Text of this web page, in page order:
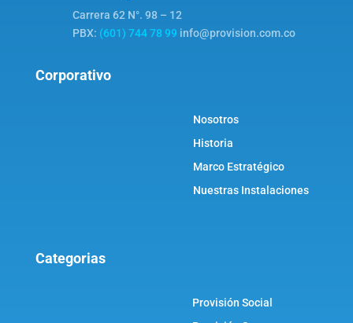
Carrera 62 N°. 98 – 12
PBX: (601) 744 78 99 info@provision.com.co
Corporativo
Nosotros
Historia
Marco Estratégico
Nuestras Instalaciones
Categorias
Provisión Social